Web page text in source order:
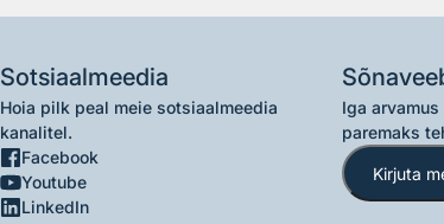
Sotsiaalmeedia
Hoia pilk peal meie sotsiaalmeedia
kanalitel.
Facebook
Youtube
LinkedIn
Iga
paremaks
Kirjuta